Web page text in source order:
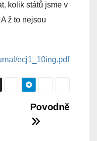
kolik států jsme v
ž to nejsou
ecj1_10ing.pdf
Povodně